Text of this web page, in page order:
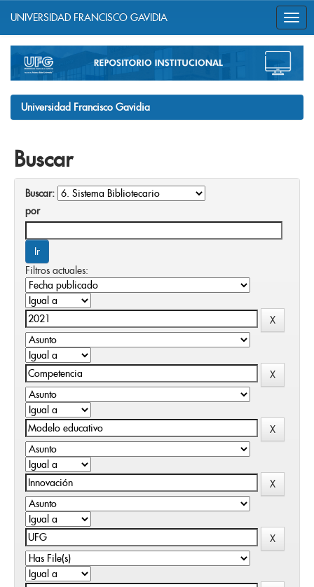
navigation
UNIVERSIDAD FRANCISCO GAVIDIA
Universidad Francisco Gavidia
Buscar
Buscar:
por
Filtros actuales: